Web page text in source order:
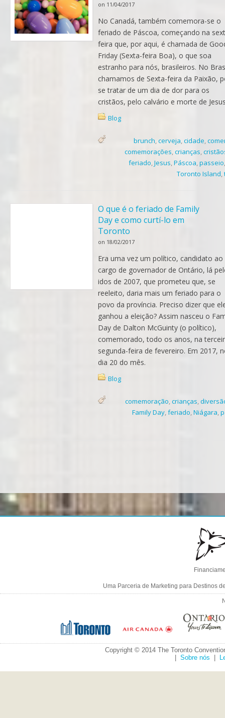
on 11/04/2017
No Canadá, também comemora-se o
feriado de Páscoa, começando na
feira que, por aqui, é chamada de
Friday (Sexta-feira Boa), o que soa
estranho para nós, brasileiros. No
chamamos de Sexta-feira da Paixão,
se tratar de um dia de dor para os
cristãos, pelo calvário e morte de
Blog
brunch,cerveja,cidade,
comemorações,crianças,
feriado,Jesus,Páscoa,passeio
Toronto Island,
O que é o feriado de Family
Day e como curtí-lo em
Toronto
on 18/02/2017
Era uma vez um político, candidato ao
cargo de governador de Ontário, lá
idos de 2007, que prometeu que, se
reeleito, daria mais um feriado para o
povo da província. Preciso dizer que
ganhou a eleição? Assim nasceu o
Day de Dalton McGuinty (o político),
comemorado, todo os anos, na
segunda-feira de fevereiro. Em 2017,
dia 20 do mês.
Blog
comemoração,crianças,
Family Day,feriado,Niágara,
Uma Parceria de Marketing para Destinos
Copyright © 2014 The Toronto
Sobre nós